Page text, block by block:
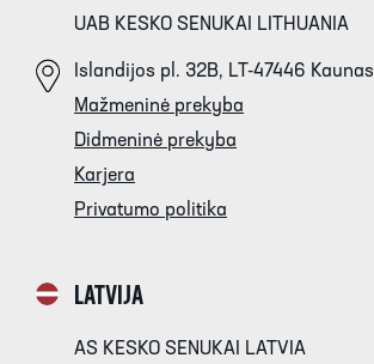
UAB KESKO SENUKAI LITHUANIA
Islandijos pl. 32B, LT-47446 Kaunas
Mažmeninė prekyba
Didmeninė prekyba
Karjera
Privatumo politika
LATVIJA
AS KESKO SENUKAI LATVIA